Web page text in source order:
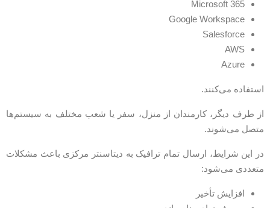
Microsoft 365
Google Workspace
Salesforce
AWS
Azure
می‌کنند.
طرف دیگر، کارمندان از منزل، سفر یا شعب مختلف به سیستم‌ها
می‌شوند.
این شرایط، ارسال تمام ترافیک به دیتاسنتر مرکزی باعث مشکلات
می‌شود:
افزایش تأخیر